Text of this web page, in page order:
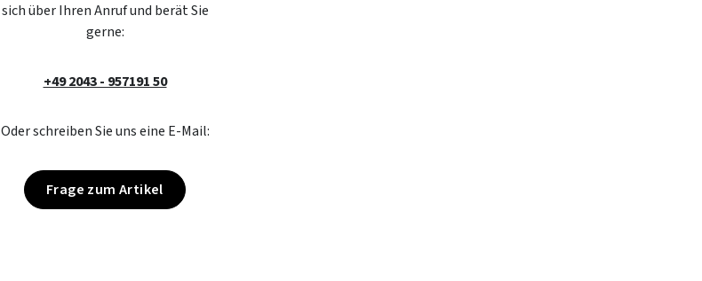
sich über Ihren Anruf und berät Sie
gerne:
+49 2043 - 957191 50
Oder schreiben Sie uns eine E-Mail:
Frage zum Artikel